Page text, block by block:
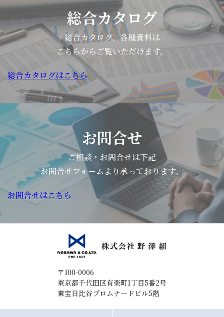
総合カタログ
総合カタログ、各種資料は
こちらからご覧いただけます。
総合カタログはこちら
お問合せ
ご相談・お問合せは下記
お問合せフォームより承っております。
お問合せはこちら
〒100-0006
東京都千代田区有楽町1丁目5番2号
東宝日比谷プロムナードビル5階